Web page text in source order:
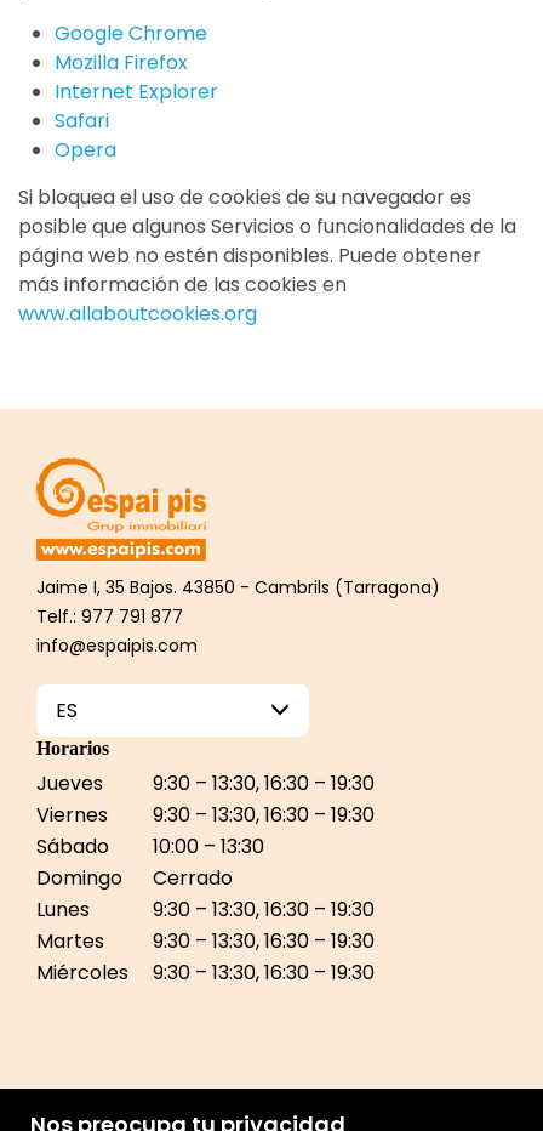
Nos preocupa tu privacidad
Google Chrome
Mozilla Firefox
Internet Explorer
Safari
Opera
Si bloquea el uso de cookies de su navegador es
posible que algunos Servicios o funcionalidades de la
página web no estén disponibles. Puede obtener
más información de las cookies en
www.allaboutcookies.org
Jaime I, 35 Bajos. 43850 - Cambrils (Tarragona)
Telf.: 977 791 877
info@espaipis.com
ES
Horarios
Jueves
9:30 – 13:30, 16:30 – 19:30
Viernes
9:30 – 13:30, 16:30 – 19:30
Sábado
10:00 – 13:30
Domingo
Cerrado
Lunes
9:30 – 13:30, 16:30 – 19:30
Martes
9:30 – 13:30, 16:30 – 19:30
Miércoles
9:30 – 13:30, 16:30 – 19:30